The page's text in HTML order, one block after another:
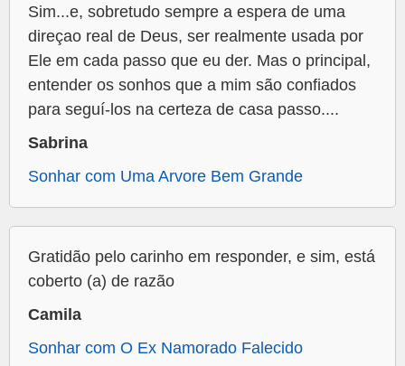
Sim...e, sobretudo sempre a espera de uma
direçao real de Deus, ser realmente usada por
Ele em cada passo que eu der. Mas o principal,
entender os sonhos que a mim são confiados
para seguí-los na certeza de casa passo....
Sabrina
Sonhar com Uma Arvore Bem Grande
Gratidão pelo carinho em responder, e sim, está
coberto (a) de razão
Camila
Sonhar com O Ex Namorado Falecido